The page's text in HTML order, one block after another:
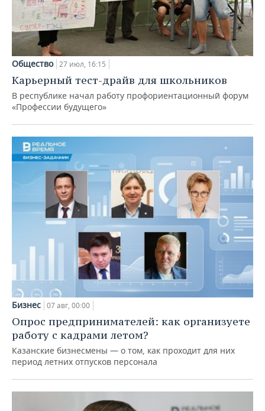
Общество 27 июл, 16:15
Карьерный тест-драйв для школьников
В республике начал работу профориентационный форум
«Профессии будущего»
Бизнес 07 авг, 00:00
Опрос предпринимателей: как организуете
работу с кадрами летом?
Казанские бизнесмены — о том, как проходит для них
период летних отпусков персонала